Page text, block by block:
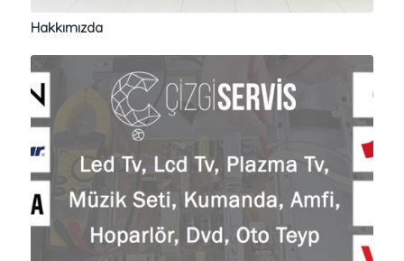
Hakkımızda